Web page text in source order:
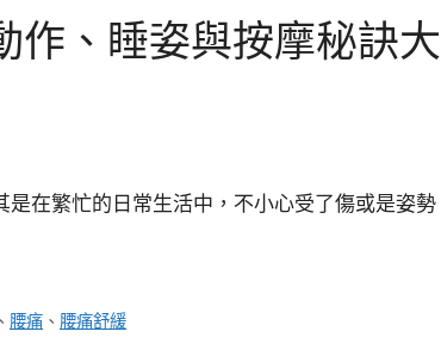
作、睡姿與按摩秘訣大
在繁忙的日常生活中，不小心受了傷或是姿勢
、 腰痛 、 腰痛舒緩